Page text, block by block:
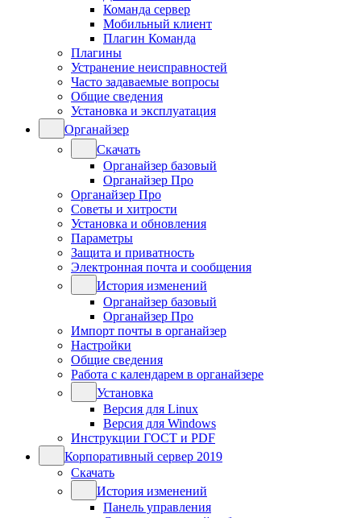
Команда сервер
Мобильный клиент
Плагин Команда
Плагины
Устранение неисправностей
Часто задаваемые вопросы
Общие сведения
Установка и эксплуатация
Органайзер
Скачать
Органайзер базовый
Органайзер Про
Органайзер Про
Советы и хитрости
Установка и обновления
Параметры
Защита и приватность
Электронная почта и сообщения
История изменений
Органайзер базовый
Органайзер Про
Импорт почты в органайзер
Настройки
Общие сведения
Работа с календарем в органайзере
Установка
Версия для Linux
Версия для Windows
Инструкции ГОСТ и PDF
Корпоративный сервер 2019
Скачать
История изменений
Панель управления